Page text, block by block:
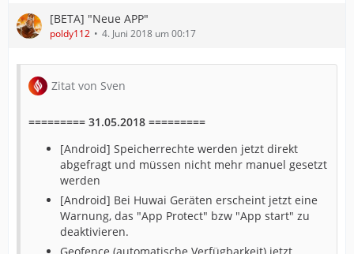
[BETA] "Neue APP"
poldy112 4. Juni 2018 um 00:17
Zitat von Sven
========= 31.05.2018 =========
[Android] Speicherrechte werden jetzt direkt
abgefragt und müssen nicht mehr manuel gesetzt
werden
[Android] Bei Huwai Geräten erscheint jetzt eine
Warnung, das "App Protect" bzw "App start" zu
deaktivieren.